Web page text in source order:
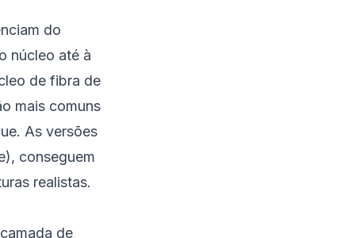
do
núcleo até à
de fibra de
mais comuns
As versões
conseguem
realistas.
de